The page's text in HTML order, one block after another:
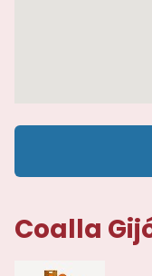
Coalla